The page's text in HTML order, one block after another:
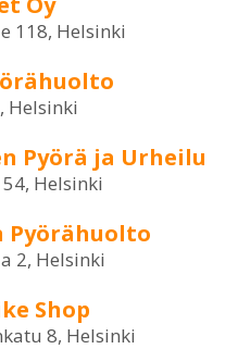
118, Helsinki
Helsinki
Pyörä ja Urheilu
Helsinki
Pyörähuolto
2, Helsinki
Shop
8, Helsinki